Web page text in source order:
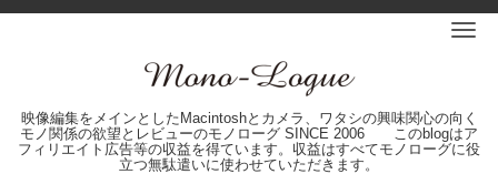
映像編集をメインとしたMacintoshとカメラ、ワタシの興味関心の向く
モノ関係の欲望とレビューのモノローグ SINCE 2006 このblogはア
フィリエイト広告等の収益を得ています。収益はすべてモノローグに役
立つ無駄遣いに使わせていただきます。